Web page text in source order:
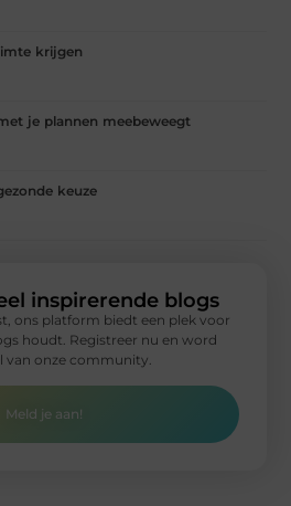
krijgen
je plannen meebeweegt
keuze
inspirerende blogs
ons platform biedt een plek voor
houdt. Registreer nu en word
van onze community.
Meld je aan!